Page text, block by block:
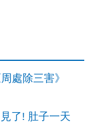
處除三害》
了! 肚子一天